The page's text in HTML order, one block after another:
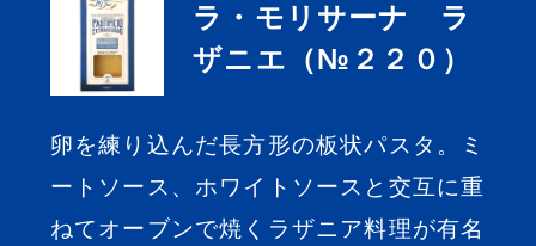
ラ・モリサーナ ラ
ザニエ（№２２０）
卵を練り込んだ長方形の板状パスタ。ミ
ートソース、ホワイトソースと交互に重
ねてオーブンで焼くラザニア料理が有名